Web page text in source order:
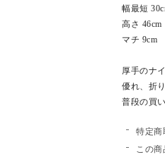
幅最短
高さ 46cm
マチ 9cm
厚手のナ
優れ、折
普段の買
特定商
この